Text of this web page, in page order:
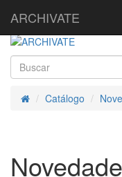
ARCHIVATE
InicioCatálogo